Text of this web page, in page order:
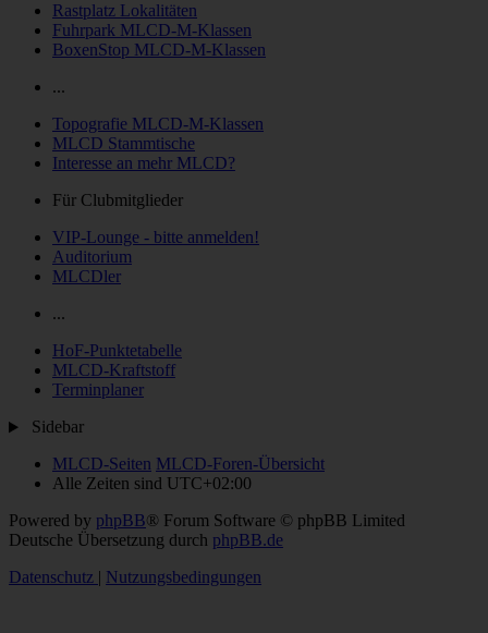
Rastplatz Lokalitäten
Fuhrpark MLCD-M-Klassen
BoxenStop MLCD-M-Klassen
...
Topografie MLCD-M-Klassen
MLCD Stammtische
Interesse an mehr MLCD?
Für Clubmitglieder
VIP-Lounge - bitte anmelden!
Auditorium
MLCDler
...
HoF-Punktetabelle
MLCD-Kraftstoff
Terminplaner
Sidebar
MLCD-Seiten MLCD-Foren-Übersicht
Alle Zeiten sind UTC+02:00
Powered by phpBB® Forum Software © phpBB Limited
Deutsche Übersetzung durch phpBB.de
Datenschutz | Nutzungsbedingungen